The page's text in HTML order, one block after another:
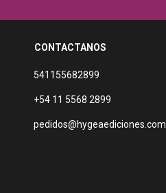
CONTACTANOS
541155682899
+54 11 5568 2899
pedidos@hygeaediciones.com